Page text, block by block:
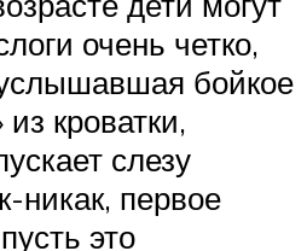
очень четко,
бойкое
кроватки,
слезу
никак, первое
это